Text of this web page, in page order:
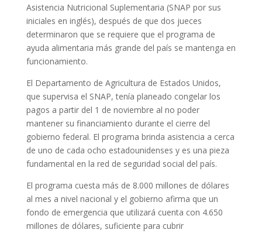
Asistencia Nutricional Suplementaria (SNAP por sus
iniciales en inglés), después de que dos jueces
determinaron que se requiere que el programa de
ayuda alimentaria más grande del país se mantenga en
funcionamiento.
El Departamento de Agricultura de Estados Unidos,
que supervisa el SNAP, tenía planeado congelar los
pagos a partir del 1 de noviembre al no poder
mantener su financiamiento durante el cierre del
gobierno federal. El programa brinda asistencia a cerca
de uno de cada ocho estadounidenses y es una pieza
fundamental en la red de seguridad social del país.
El programa cuesta más de 8.000 millones de dólares
al mes a nivel nacional y el gobierno afirma que un
fondo de emergencia que utilizará cuenta con 4.650
millones de dólares, suficiente para cubrir